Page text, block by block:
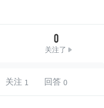
0
关注了
关注 回答